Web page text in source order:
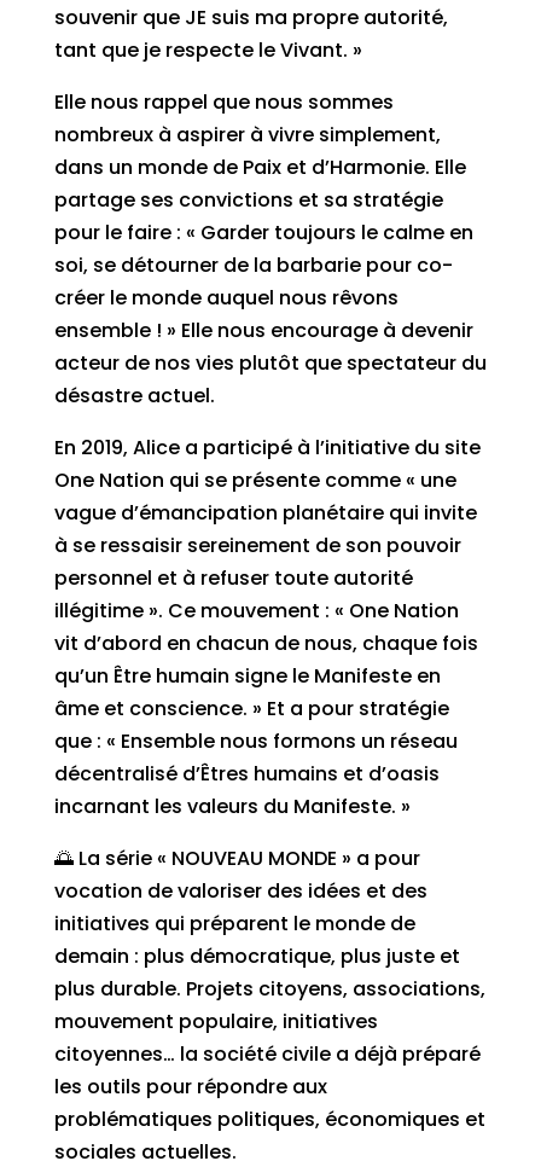
souvenir que JE suis ma propre autorité,
tant que je respecte le Vivant. »
Elle nous rappel que nous sommes
nombreux à aspirer à vivre simplement,
dans un monde de Paix et d’Harmonie. Elle
partage ses convictions et sa stratégie
pour le faire : « Garder toujours le calme en
soi, se détourner de la barbarie pour co-
créer le monde auquel nous rêvons
ensemble ! » Elle nous encourage à devenir
acteur de nos vies plutôt que spectateur du
désastre actuel.
En 2019, Alice a participé à l’initiative du site
One Nation qui se présente comme « une
vague d’émancipation planétaire qui invite
à se ressaisir sereinement de son pouvoir
personnel et à refuser toute autorité
illégitime ». Ce mouvement : « One Nation
vit d’abord en chacun de nous, chaque fois
qu’un Être humain signe le Manifeste en
âme et conscience. » Et a pour stratégie
que : « Ensemble nous formons un réseau
décentralisé d’Êtres humains et d’oasis
incarnant les valeurs du Manifeste. »
🌅 La série « NOUVEAU MONDE » a pour
vocation de valoriser des idées et des
initiatives qui préparent le monde de
demain : plus démocratique, plus juste et
plus durable. Projets citoyens, associations,
mouvement populaire, initiatives
citoyennes… la société civile a déjà préparé
les outils pour répondre aux
problématiques politiques, économiques et
sociales actuelles.